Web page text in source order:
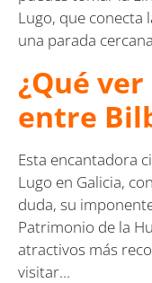
Lugo, que conecta
una parada
¿Qué
entre
Esta encantadora
Lugo en Galicia,
duda, su
Patrimonio de la
atractivos más
visitar...